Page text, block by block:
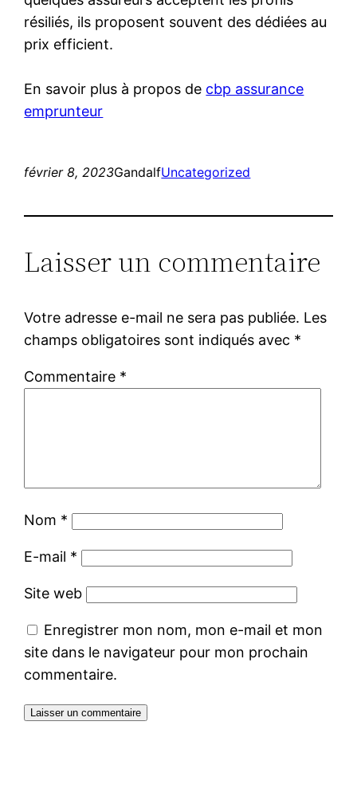
résiliés, ils proposent souvent des dédiées au
prix efficient.
En savoir plus à propos de cbp assurance
emprunteur
février 8, 2023GandalfUncategorized
Laisser un commentaire
Votre adresse e-mail ne sera pas publiée. Les
champs obligatoires sont indiqués avec *
Commentaire *
Nom *
E-mail *
Site web
Enregistrer mon nom, mon e-mail et mon
site dans le navigateur pour mon prochain
commentaire.